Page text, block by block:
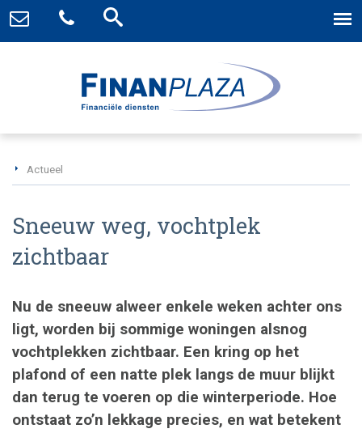
Actueel
Sneeuw weg, vochtplek
zichtbaar
Nu de sneeuw alweer enkele weken achter ons
ligt, worden bij sommige woningen alsnog
vochtplekken zichtbaar. Een kring op het
plafond of een natte plek langs de muur blijkt
dan terug te voeren op die winterperiode. Hoe
ontstaat zo’n lekkage precies, en wat betekent